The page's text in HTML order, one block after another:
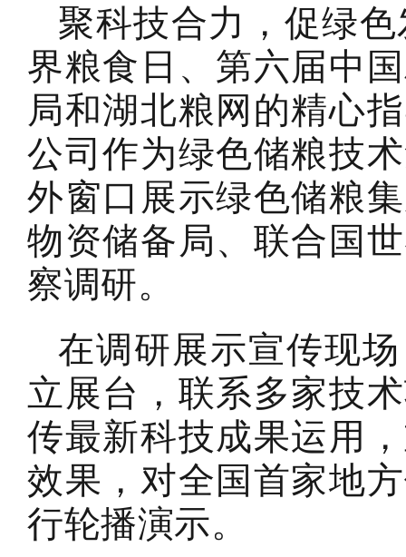
聚科技合力，促绿
界粮食日、第六届中
局和湖北粮网的精心
公司作为绿色储粮技
外窗口展示绿色储粮
物资储备局、联合国
察调研。
在调研展示宣传现
立展台，联系多家技
传最新科技成果运用
效果，对全国首家地
行轮播演示。